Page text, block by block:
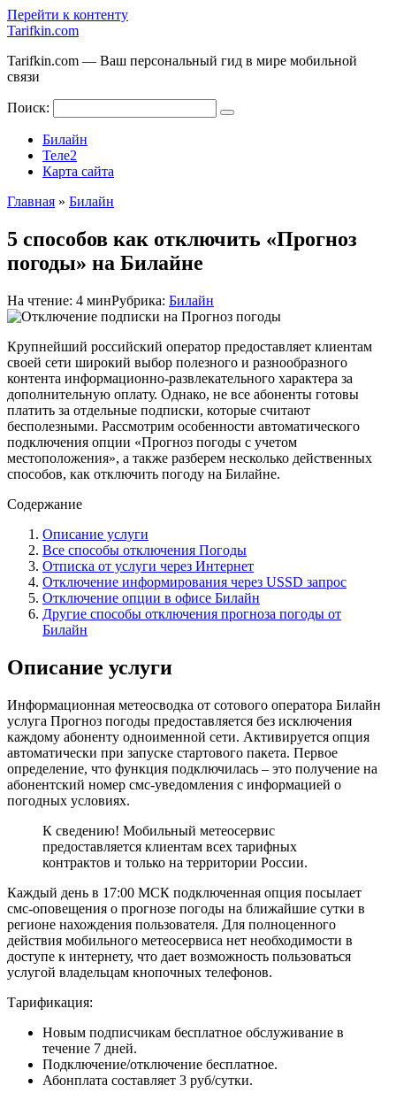
Перейти к контенту
Tarifkin.com
Tarifkin.com — Ваш персональный гид в мире мобильной
связи
Поиск:
Билайн
Теле2
Карта сайта
Главная » Билайн
5 способов как отключить «Прогноз
погоды» на Билайне
На чтение: 4 минРубрика: Билайн
Крупнейший российский оператор предоставляет клиентам
своей сети широкий выбор полезного и разнообразного
контента информационно-развлекательного характера за
дополнительную оплату. Однако, не все абоненты готовы
платить за отдельные подписки, которые считают
бесполезными. Рассмотрим особенности автоматического
подключения опции «Прогноз погоды с учетом
местоположения», а также разберем несколько действенных
способов, как отключить погоду на Билайне.
Содержание
Описание услуги
Все способы отключения Погоды
Отписка от услуги через Интернет
Отключение информирования через USSD запрос
Отключение опции в офисе Билайн
Другие способы отключения прогноза погоды от
Билайн
Описание услуги
Информационная метеосводка от сотового оператора Билайн
услуга Прогноз погоды предоставляется без исключения
каждому абоненту одноименной сети. Активируется опция
автоматически при запуске стартового пакета. Первое
определение, что функция подключилась – это получение на
абонентский номер смс-уведомления с информацией о
погодных условиях.
К сведению! Мобильный метеосервис
предоставляется клиентам всех тарифных
контрактов и только на территории России.
Каждый день в 17:00 МСК подключенная опция посылает
смс-оповещения о прогнозе погоды на ближайшие сутки в
регионе нахождения пользователя. Для полноценного
действия мобильного метеосервиса нет необходимости в
доступе к интернету, что дает возможность пользоваться
услугой владельцам кнопочных телефонов.
Тарификация:
Новым подписчикам бесплатное обслуживание в
течение 7 дней.
Подключение/отключение бесплатное.
Абонплата составляет 3 руб/сутки.